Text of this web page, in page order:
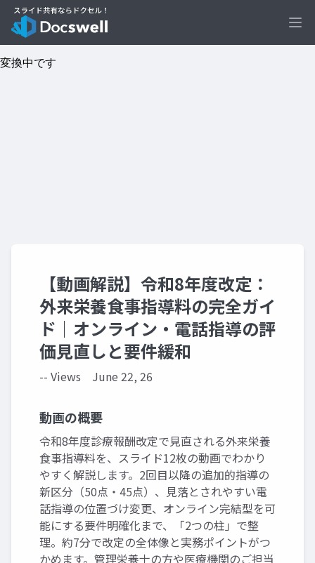
【動画解説】令和8年度改定：
外来栄養食事指導料の完全ガイ
ド｜オンライン・電話指導の評
価見直しと要件緩和
-- Views June 22, 26
動画の概要
令和8年度診療報酬改定で見直される外来栄養
食事指導料を、スライド12枚の動画でわかり
やすく解説します。2回目以降の追加的指導の
新区分（50点・45点）、見落とされやすい電
話指導の位置づけ変更、オンライン完結型を可
能にする要件明確化まで、「2つの柱」で整
理。約7分で改定の全体像と実務ポイントがつ
かめます。管理栄養士の方や医療機関のご担当